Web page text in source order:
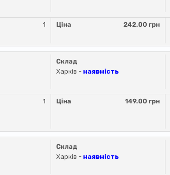
1 Ціна 242.00 грн
Склад
Харків - наявність
1 Ціна 149.00 грн
Склад
Харків - наявність